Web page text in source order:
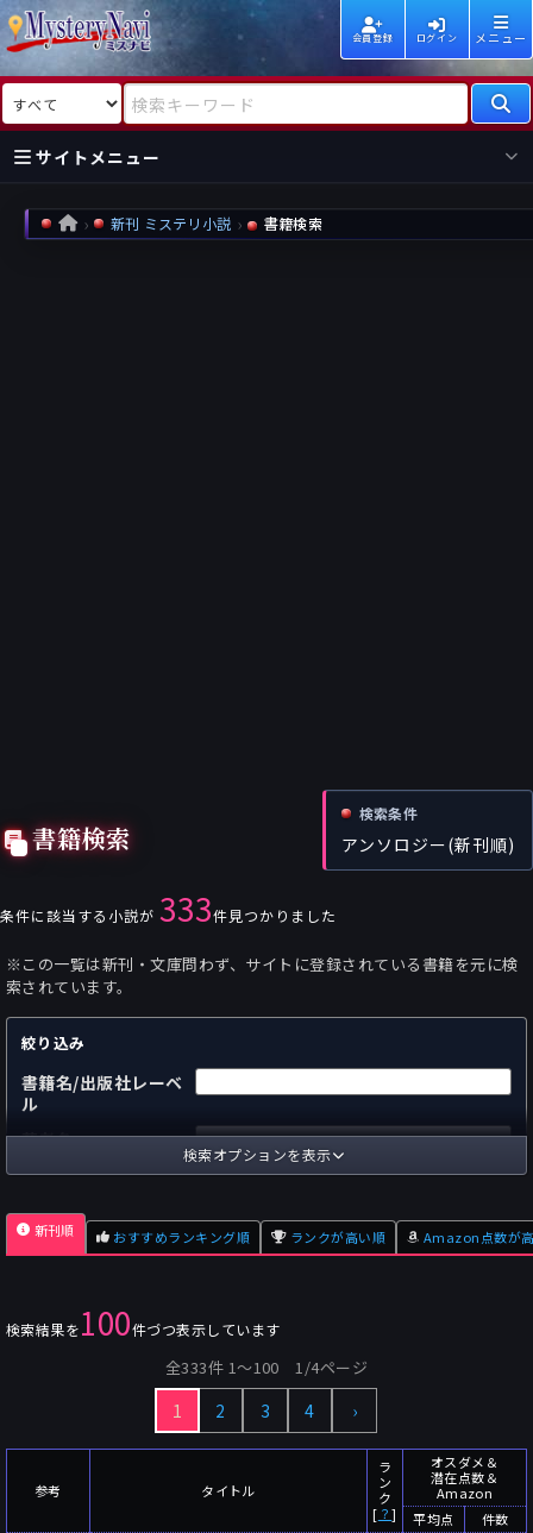
会員登録 ログイン メニュー
検索対象 検索キーワード
サイトメニュー
国内
作家
海外
作家
新着
レビュー
情報
HOME 新刊 ミステリ小説 書籍検索
書籍検索
検索条件
アンソロジー(新刊順)
条件に該当する小説が 333件見つかりました
※この一覧は新刊・文庫問わず、サイトに登録されている書籍を元に検
索されています。
絞り込み
書籍名/出版社レーベ
ル
著者名
国内
海外
出版社
フォーマット
～
～
件
人
検索オプションを表示
新刊順 おすすめランキング順 ランクが高い順 Amazon点数が
検索結果を100件づつ表示しています
全333件 1〜100 1/4ページ
1 2 3 4 ›
参考 タイトル
ラ
ン
ク
[ ？]
オスダメ＆
潜在点数＆
Amazon
平均点
件数